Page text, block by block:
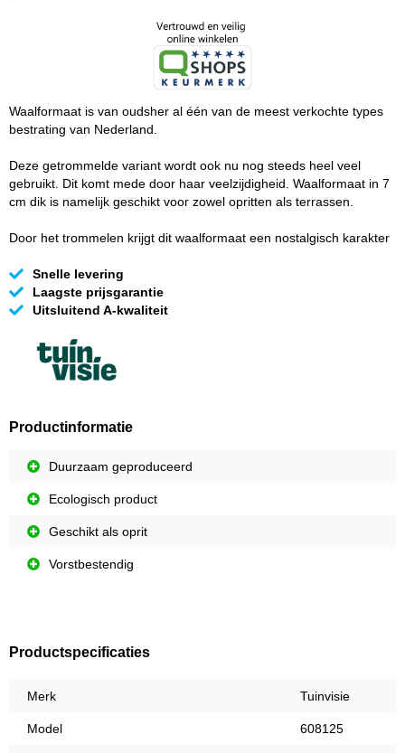
Waalformaat is van oudsher al één van de meest verkochte types
bestrating van Nederland.
Deze getrommelde variant wordt ook nu nog steeds heel veel
gebruikt. Dit komt mede door haar veelzijdigheid. Waalformaat in 7
cm dik is namelijk geschikt voor zowel opritten als terrassen.
Door het trommelen krijgt dit waalformaat een nostalgisch karakter
Snelle levering
Laagste prijsgarantie
Uitsluitend A-kwaliteit
Productinformatie
Duurzaam geproduceerd
Ecologisch product
Geschikt als oprit
Vorstbestendig
Productspecificaties
Merk Tuinvisie
Model 608125